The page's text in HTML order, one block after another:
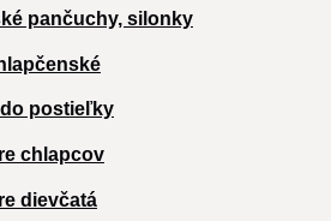
pančuchy, silonky
postieľky
chlapcov
dievčatá